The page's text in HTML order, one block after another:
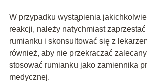
W przypadku wystąpienia
reakcji, należy natychmiast
rumianku i skonsultować się z
również, aby nie przekraczać
stosować rumianku jako zamiennika
medycznej.